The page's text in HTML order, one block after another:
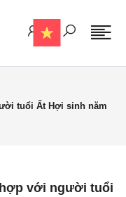
tuổi Ất Hợi sinh năm
với người tuổi